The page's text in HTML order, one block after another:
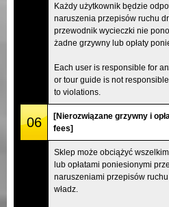
Każdy użytkownik będzie
naruszenia przepisów ruchu
przewodnik wycieczki nie
żadne grzywny lub opłaty
Each user is responsible for
or tour guide is not
to violations.
06
[Nierozwiązane grzywny i
fees]
Sklep może obciążyć
lub opłatami poniesionymi
naruszeniami przepisów
władz.